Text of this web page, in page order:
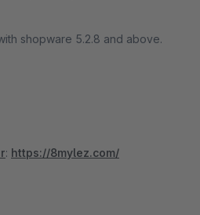
shopware 5.2.8 and above.
: https://8mylez.com/